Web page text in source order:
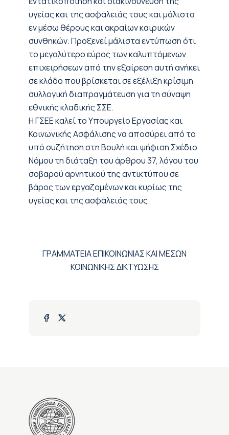
υγείας και της ασφάλειάς τους και μάλιστα
εν μέσω θέρους και ακραίων καιρικών
συνθηκών. Προξενεί μάλιστα εντύπωση ότι
το μεγαλύτερο εύρος των καλυπτόμενων
επιχειρήσεων από την εξαίρεση αυτή ανήκει
σε κλάδο που βρίσκεται σε εξέλιξη κρίσιμη
συλλογική διαπραγμάτευση για τη σύναψη
εθνικής κλαδικής ΣΣΕ.
Η ΓΣΕΕ καλεί το Υπουργείο Εργασίας και
Κοινωνικής Ασφάλισης να αποσύρει από το
υπό συζήτηση στη Βουλή και ψήφιση Σχέδιο
Νόμου τη διάταξη του άρθρου 37, λόγου του
σοβαρού αρνητικού της αντικτύπου σε
βάρος των εργαζομένων και κυρίως της
υγείας και της ασφάλειάς τους.
ΓΡΑΜΜΑΤΕΙΑ ΕΠΙΚΟΙΝΩΝΙΑΣ ΚΑΙ ΜΕΣΩΝ
ΚΟΙΝΩΝΙΚΗΣ ΔΙΚΤΥΩΣΗΣ